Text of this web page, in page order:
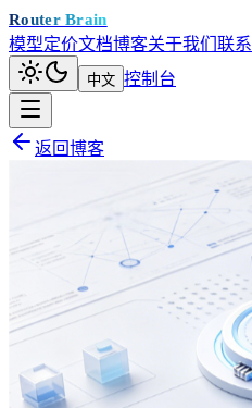
Router Brain
模型定价文档博客关于我们 联系
中文 控制台
返回博客